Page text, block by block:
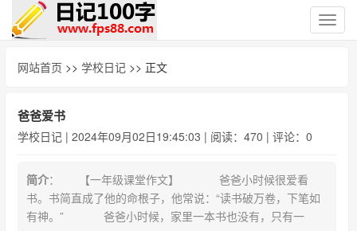
切
换
网站首页 >> 学校日记 >> 正文
爸爸爱书
学校日记 | 2024年09月02日19:45:03 | 阅读：470 | 评论：0
简介： 【一年级课堂作文】 爸爸小时候很爱看
书。书简直成了他的命根子，他常说：“读书破万卷，下笔如
有神。” 爸爸小时候，家里一本书也没有，只有一